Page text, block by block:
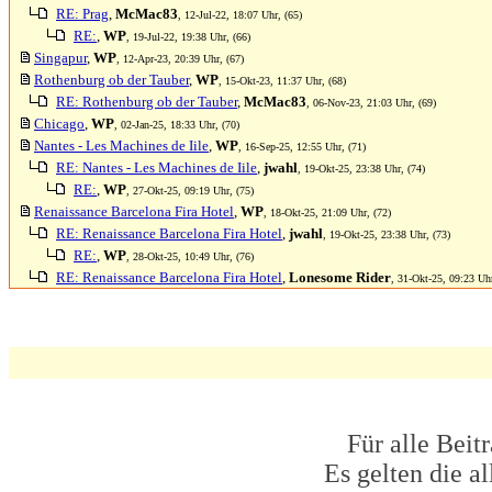
RE: Prag, McMac83 , 12-Jul-22, 18:07 Uhr, (65)
RE:, WP , 19-Jul-22, 19:38 Uhr, (66)
Singapur, WP , 12-Apr-23, 20:39 Uhr, (67)
Rothenburg ob der Tauber, WP , 15-Okt-23, 11:37 Uhr, (68)
RE: Rothenburg ob der Tauber, McMac83 , 06-Nov-23, 21:03 Uhr, (69)
Chicago, WP , 02-Jan-25, 18:33 Uhr, (70)
Nantes - Les Machines de Iile, WP , 16-Sep-25, 12:55 Uhr, (71)
RE: Nantes - Les Machines de Iile, jwahl , 19-Okt-25, 23:38 Uhr, (74)
RE:, WP , 27-Okt-25, 09:19 Uhr, (75)
Renaissance Barcelona Fira Hotel, WP , 18-Okt-25, 21:09 Uhr, (72)
RE: Renaissance Barcelona Fira Hotel, jwahl , 19-Okt-25, 23:38 Uhr, (73)
RE:, WP , 28-Okt-25, 10:49 Uhr, (76)
RE: Renaissance Barcelona Fira Hotel, Lonesome Rider , 31-Okt-25, 09:23
Für alle
Es gelten die